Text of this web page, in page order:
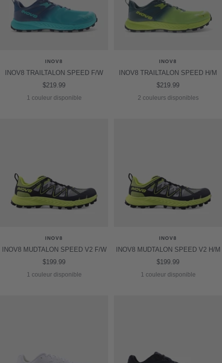
INOV8
INOV8 TRAILTALON SPEED F/W
Prix
de
$219.99
1 couleur disponible
INOV8
INOV8 TRAILTALON SPEED H/M
Prix
de
$219.99
2 couleurs disponibles
INOV8
INOV8 MUDTALON SPEED V2 F/W
Prix
de
$199.99
1 couleur disponible
INOV8
INOV8 MUDTALON SPEED V2 H/M
Prix
de
$199.99
1 couleur disponible